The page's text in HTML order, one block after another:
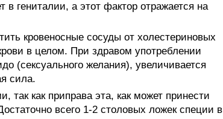
в гениталии, а этот фактор отражается на
кровеносные сосуды от холестериновых
в целом. При здравом употреблении
(сексуального желания), увеличивается
сила.
так как приправа эта, как может принести
всего 1-2 столовых ложек специи в